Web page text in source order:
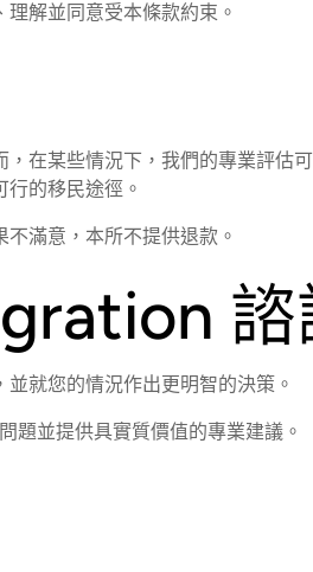
解並同意受本條款約束。
在某些情況下，我們的專業評估
的移民途徑。
滿意，本所不提供退款。
就您的情況作出更明智的決策。
題並提供具實質價值的專業建議。